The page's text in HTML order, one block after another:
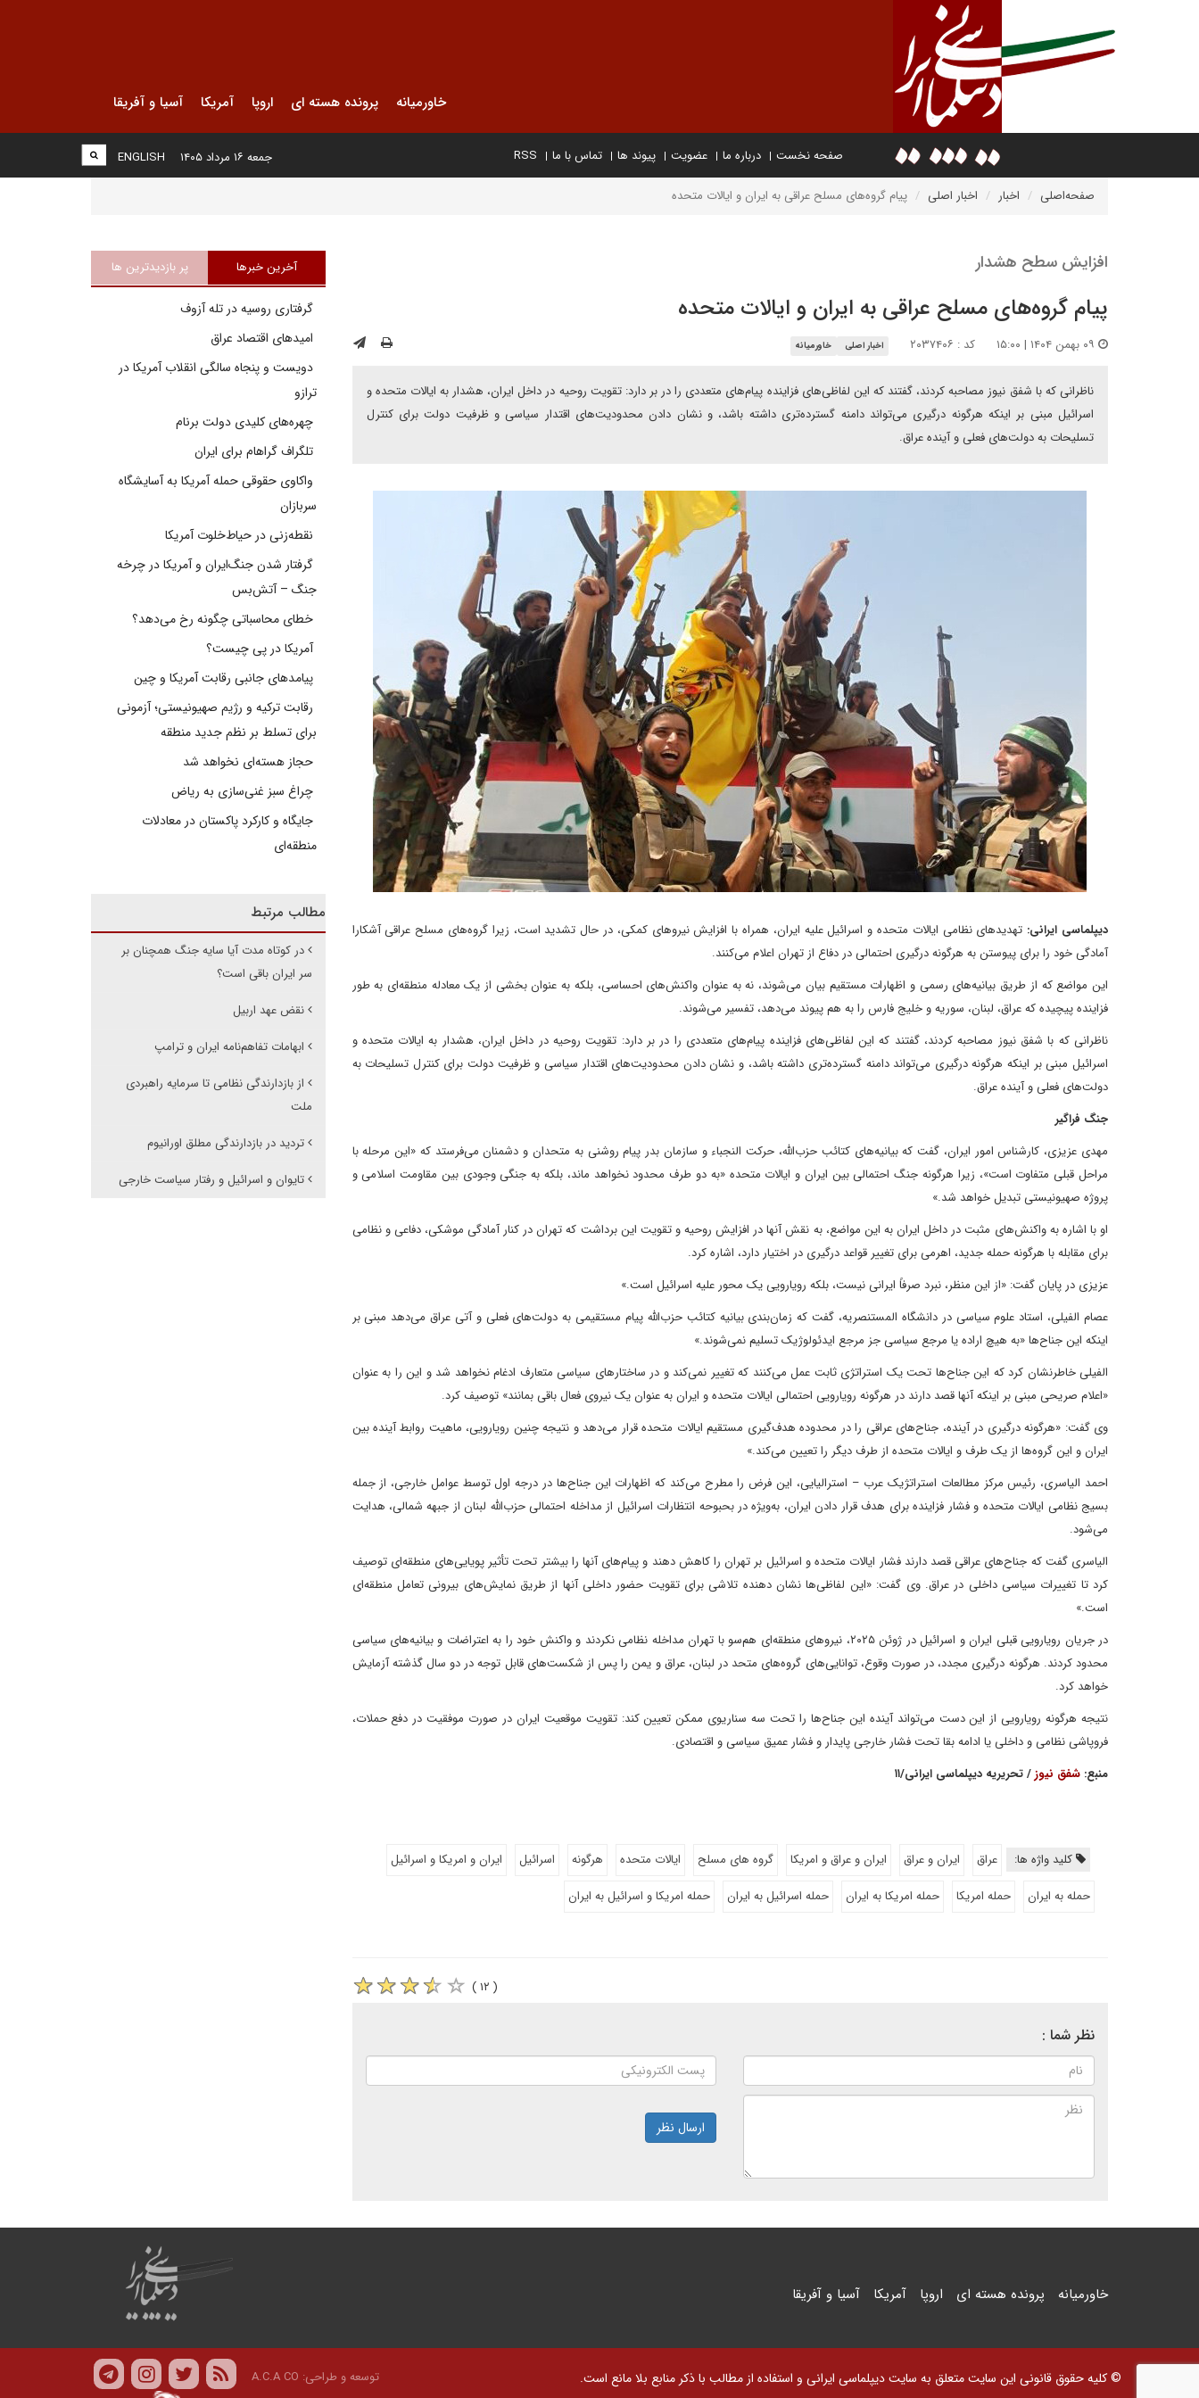
خاورمیانه پرونده هسته ای اروپا آمریکا آسیا و آفریقا
صفحه نخست درباره ما عضویت پیوند ها تماس با ما RSS
ENGLISH جمعه ۱۶ مرداد ۱۴۰۵
صفحه‌اصلی اخبار اخبار اصلی پیام گروه‌های مسلح عراقی به ایران و ایالات متحده
افزایش سطح هشدار
پیام گروه‌های مسلح عراقی به ایران و ایالات متحده
کد : ۲۰۳۷۴۰۶ اخبار اصلی خاورمیانه
ناظرانی که با شفق نیوز مصاحبه کردند، گفتند که این لفاظی‌های فزاینده پیام‌های متعددی را در بر دارد: تقویت روحیه در داخل ایران، هشدار به ایالات متحده و
اسرائیل مبنی بر اینکه هرگونه درگیری می‌تواند دامنه گسترده‌تری داشته باشد، و نشان دادن محدودیت‌های اقتدار سیاسی و ظرفیت دولت برای کنترل
تسلیحات به دولت‌های فعلی و آینده عراق.
دیپلماسی ایرانی: تهدیدهای نظامی ایالات متحده و اسرائیل علیه ایران، همراه با افزایش نیروهای کمکی، در حال تشدید است، زیرا گروه‌های مسلح عراقی آشکارا
آمادگی خود را برای پیوستن به هرگونه درگیری احتمالی در دفاع از تهران اعلام می‌کنند.
این مواضع که از طریق بیانیه‌های رسمی و اظهارات مستقیم بیان می‌شوند، نه به عنوان واکنش‌های احساسی، بلکه به عنوان بخشی از یک معادله منطقه‌ای به طور
فزاینده پیچیده که عراق، لبنان، سوریه و خلیج فارس را به هم پیوند می‌دهد، تفسیر می‌شوند.
ناظرانی که با شفق نیوز مصاحبه کردند، گفتند که این لفاظی‌های فزاینده پیام‌های متعددی را در بر دارد: تقویت روحیه در داخل ایران، هشدار به ایالات متحده و
اسرائیل مبنی بر اینکه هرگونه درگیری می‌تواند دامنه گسترده‌تری داشته باشد، و نشان دادن محدودیت‌های اقتدار سیاسی و ظرفیت دولت برای کنترل تسلیحات به
دولت‌های فعلی و آینده عراق.
جنگ فراگیر
مهدی عزیزی، کارشناس امور ایران، گفت که بیانیه‌های کتائب حزب‌الله، حرکت النجباء و سازمان بدر پیام روشنی به متحدان و دشمنان می‌فرستد که «این مرحله با
مراحل قبلی متفاوت است»، زیرا هرگونه جنگ احتمالی بین ایران و ایالات متحده «به دو طرف محدود نخواهد ماند، بلکه به جنگی وجودی بین مقاومت اسلامی و
پروژه صهیونیستی تبدیل خواهد شد.»
او با اشاره به واکنش‌های مثبت در داخل ایران به این مواضع، به نقش آنها در افزایش روحیه و تقویت این برداشت که تهران در کنار آمادگی موشکی، دفاعی و نظامی
برای مقابله با هرگونه حمله جدید، اهرمی برای تغییر قواعد درگیری در اختیار دارد، اشاره کرد.
عزیزی در پایان گفت: «از این منظر، نبرد صرفاً ایرانی نیست، بلکه رویارویی یک محور علیه اسرائیل است.»
عصام الفیلی، استاد علوم سیاسی در دانشگاه المستنصریه، گفت که زمان‌بندی بیانیه کتائب حزب‌الله پیام مستقیمی به دولت‌های فعلی و آتی عراق می‌دهد مبنی بر
اینکه این جناح‌ها «به هیچ اراده یا مرجع سیاسی جز مرجع ایدئولوژیک تسلیم نمی‌شوند.»
الفیلی خاطرنشان کرد که این جناح‌ها تحت یک استراتژی ثابت عمل می‌کنند که تغییر نمی‌کند و در ساختارهای سیاسی متعارف ادغام نخواهد شد و این را به عنوان
«اعلام صریحی مبنی بر اینکه آنها قصد دارند در هرگونه رویارویی احتمالی ایالات متحده و ایران به عنوان یک نیروی فعال باقی بمانند» توصیف کرد.
وی گفت: «هرگونه درگیری در آینده، جناح‌های عراقی را در محدوده هدف‌گیری مستقیم ایالات متحده قرار می‌دهد و نتیجه چنین رویارویی، ماهیت روابط آینده بین
ایران و این گروه‌ها از یک طرف و ایالات متحده از طرف دیگر را تعیین می‌کند.»
احمد الیاسری، رئیس مرکز مطالعات استراتژیک عرب – استرالیایی، این فرض را مطرح می‌کند که اظهارات این جناح‌ها در درجه اول توسط عوامل خارجی، از جمله
بسیج نظامی ایالات متحده و فشار فزاینده برای هدف قرار دادن ایران، به‌ویژه در بحبوحه انتظارات اسرائیل از مداخله احتمالی حزب‌الله لبنان از جبهه شمالی، هدایت
می‌شود.
الیاسری گفت که جناح‌های عراقی قصد دارند فشار ایالات متحده و اسرائیل بر تهران را کاهش دهند و پیام‌های آنها را بیشتر تحت تأثیر پویایی‌های منطقه‌ای توصیف
کرد تا تغییرات سیاسی داخلی در عراق. وی گفت: «این لفاظی‌ها نشان دهنده تلاشی برای تقویت حضور داخلی آنها از طریق نمایش‌های بیرونی تعامل منطقه‌ای
است.»
در جریان رویارویی قبلی ایران و اسرائیل در ژوئن ۲۰۲۵، نیروهای منطقه‌ای هم‌سو با تهران مداخله نظامی نکردند و واکنش خود را به اعتراضات و بیانیه‌های سیاسی
محدود کردند. هرگونه درگیری مجدد، در صورت وقوع، توانایی‌های گروه‌های متحد در لبنان، عراق و یمن را پس از شکست‌های قابل توجه در دو سال گذشته آزمایش
خواهد کرد.
نتیجه هرگونه رویارویی از این دست می‌تواند آینده این جناح‌ها را تحت سه سناریوی ممکن تعیین کند: تقویت موقعیت ایران در صورت موفقیت در دفع حملات،
فروپاشی نظامی و داخلی یا ادامه بقا تحت فشار خارجی پایدار و فشار عمیق سیاسی و اقتصادی.
منبع: شفق نیوز/ تحریریه دیپلماسی ایرانی/۱۱
کلید واژه ها: عراق ایران و عراق ایران و عراق و امریکا گروه های مسلح ایالات متحده هرگونه اسرائیل
ایران و امریکا و اسرائیل
حمله به ایران
حمله امریکا حمله امریکا به ایران حمله اسرائیل به ایران حمله امریکا و اسرائیل به ایران
( ۱۲ )
نظر شما :
ارسال نظر
آخرین خبرها پر بازدیدترین ها
گرفتاری روسیه در تله آزوف
امیدهای اقتصاد عراق
دویست و پنجاه سالگی انقلاب آمریکا در
ترازو
چهره‌های کلیدی دولت برنام
تلگراف گراهام برای ایران
واکاوی حقوقی حمله آمریکا به آسایشگاه
سربازان
نقطه‌زنی در حیاط‌خلوت آمریکا
گرفتار شدن جنگ‌ایران و آمریکا در چرخه
جنگ – آتش‌بس
خطای محاسباتی چگونه رخ می‌دهد؟
آمریکا در پی چیست؟
پیامدهای جانبی رقابت آمریکا و چین
رقابت ترکیه و رژیم صهیونیستی؛ آزمونی
برای تسلط بر نظم جدید منطقه
حجاز هسته‌ای نخواهد شد
چراغ سبز غنی‌سازی به ریاض
جایگاه و کارکرد پاکستان در معادلات
منطقه‌ای
مطالب مرتبط
در کوتاه مدت آیا سایه جنگ همچنان بر
سر ایران باقی است؟
نقض عهد اربیل
ابهامات تفاهم‌نامه ایران و ترامپ
از بازدارندگی نظامی تا سرمایه راهبردی
ملت
تردید در بازدارندگی مطلق اورانیوم
تایوان و اسرائیل و رفتار سیاست خارجی
خاورمیانه پرونده هسته ای اروپا آمریکا آسیا و آفریقا
© کلیه حقوق قانونی این سایت متعلق به سایت دیپلماسی ایرانی و استفاده از مطالب با ذکر منابع بلا مانع است. توسعه و طراحی: A.C.A CO